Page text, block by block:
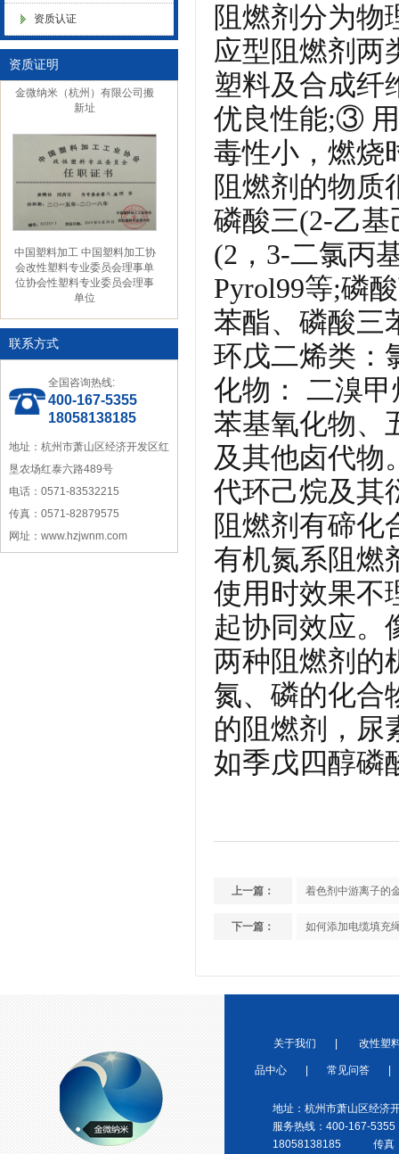
资质认证
资质证明
金微纳米（杭州）有限公司搬
新址
会改性塑料专业委员会理事单
位协会性塑料专业委员会理事
单位
联系方式
全国咨询热线:
400-167-5355
18058138185
地址：杭州市萧山区经济开发区红
垦农场红泰六路489号
电话：0571-83532215
传真：0571-82879575
网址：www.hzjwnm.com
阻燃剂分为物
应型阻燃剂
塑料及合成纤
优良性能;③
毒性小，燃烧
阻燃剂的物质
磷酸三(2-乙
(2，3-二氯丙
Pyrol99等;磷
苯酯、磷酸三
环戊二烯类：
化物： 二溴
苯基氧化物、
及其他卤代物
代环己烷及其
阻燃剂有碲化
有机氮系阻燃
使用时效果不
起协同效应。
两种阻燃剂的
氮、磷的化合
的阻燃剂，尿
如季戊四醇磷
上一篇： 着色剂中游离子的
下一篇： 如何添加电缆填充
关于我们 | 改性塑
品中心 | 常见问答 |
地址：杭州市萧山区经济
服务热线：400-167-5355
18058138185 传真：